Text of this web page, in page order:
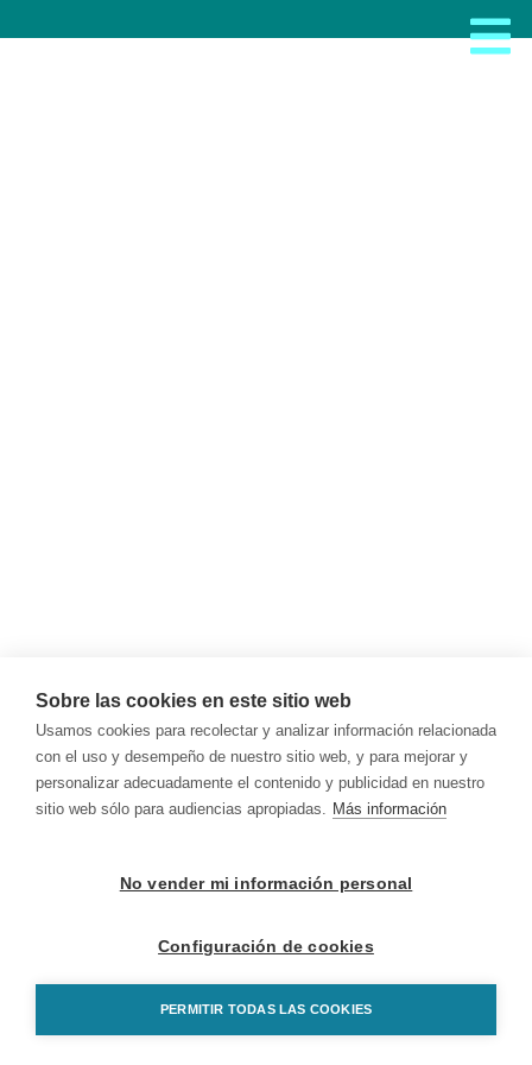
Sobre las cookies en este sitio web
Usamos cookies para recolectar y analizar información relacionada
con el uso y desempeño de nuestro sitio web, y para mejorar y
personalizar adecuadamente el contenido y publicidad en nuestro
sitio web sólo para audiencias apropiadas. Más información
No vender mi información personal
Configuración de cookies
PERMITIR TODAS LAS COOKIES